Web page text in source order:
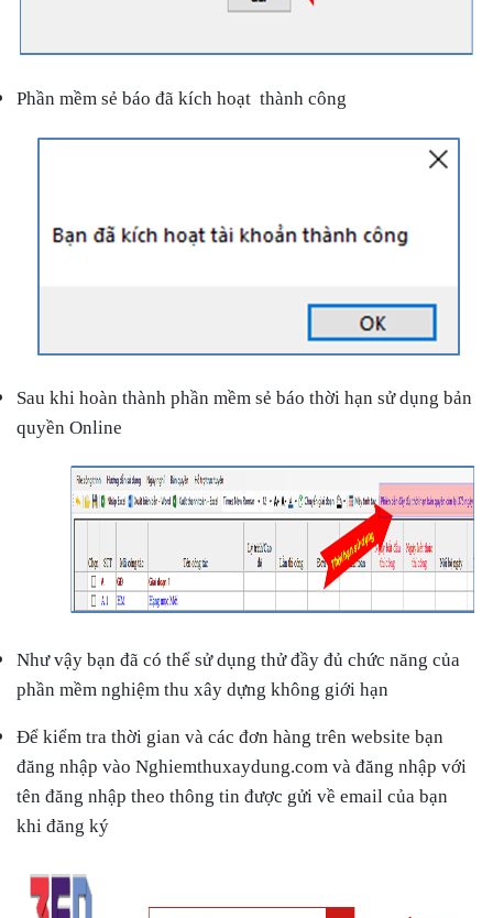
Phần mềm sẻ báo đã kích hoạt thành công
Sau khi hoàn thành phần mềm sẻ báo thời hạn sử dụng bản
quyền Online
Như vậy bạn đã có thể sử dụng thử đầy đủ chức năng của
phần mềm nghiệm thu xây dựng không giới hạn
Để kiểm tra thời gian và các đơn hàng trên website bạn
đăng nhập vào Nghiemthuxaydung.com và đăng nhập với
tên đăng nhập theo thông tin được gửi về email của bạn
khi đăng ký